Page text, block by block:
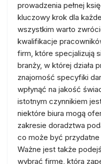
prowadzenia pełnej
kluczowy krok dla
wszystkim warto
kwalifikacje
firm, które specjalizują
branży, w której działa
znajomość specyfiki
wpłynąć na jakość
istotnym czynnikiem
niektóre biura mogą
zakresie doradztwa
co może być
Ważne jest także
wybrać firmę, która